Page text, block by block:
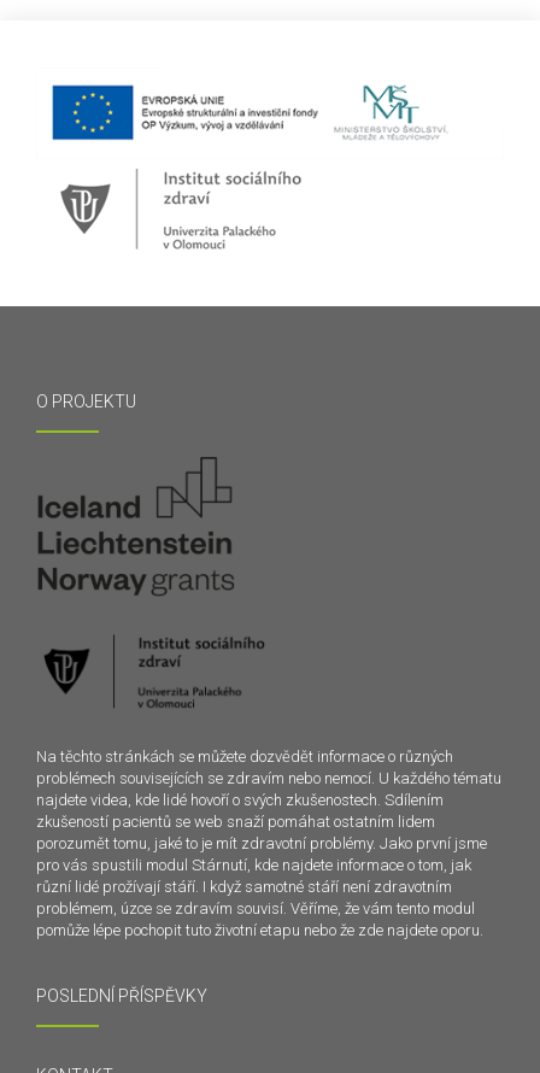
O PROJEKTU
Na těchto stránkách se můžete dozvědět informace o různých
problémech souvisejících se zdravím nebo nemocí. U každého tématu
najdete videa, kde lidé hovoří o svých zkušenostech. Sdílením
zkušeností pacientů se web snaží pomáhat ostatním lidem
porozumět tomu, jaké to je mít zdravotní problémy. Jako první jsme
pro vás spustili modul Stárnutí, kde najdete informace o tom, jak
různí lidé prožívají stáří. I když samotné stáří není zdravotním
problémem, úzce se zdravím souvisí. Věříme, že vám tento modul
pomůže lépe pochopit tuto životní etapu nebo že zde najdete oporu.
POSLEDNÍ PŘÍSPĚVKY